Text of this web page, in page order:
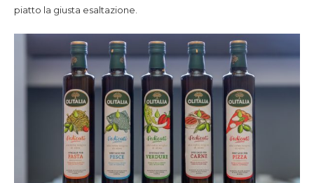
piatto la giusta esaltazione.